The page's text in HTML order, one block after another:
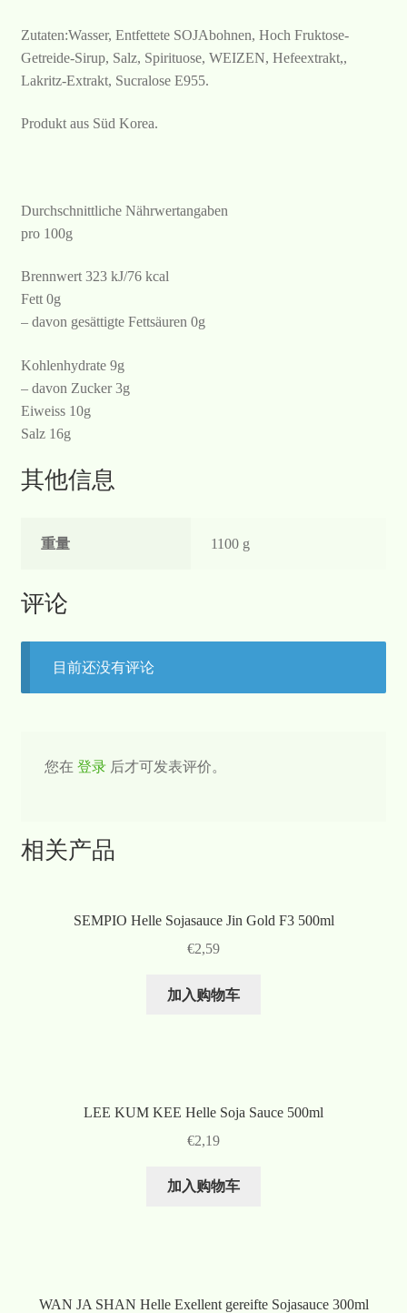
Zutaten:Wasser, Entfettete SOJAbohnen, Hoch Fruktose-
Getreide-Sirup, Salz, Spirituose, WEIZEN, Hefeextrakt,,
Lakritz-Extrakt, Sucralose E955.
Produkt aus Süd Korea.
Durchschnittliche Nährwertangaben
pro 100g
Brennwert 323 kJ/76 kcal
Fett 0g
– davon gesättigte Fettsäuren 0g
Kohlenhydrate 9g
– davon Zucker 3g
Eiweiss 10g
Salz 16g
其他信息
重量 1100 g
评论
目前还没有评论
您在 登录后才可发表评价。
相关产品
SEMPIO Helle Sojasauce Jin Gold F3 500ml
€2,59
加入购物车
LEE KUM KEE Helle Soja Sauce 500ml
€2,19
加入购物车
WAN JA SHAN Helle Exellent gereifte Sojasauce 300ml